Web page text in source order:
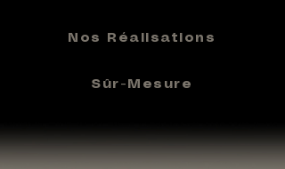
Nos Réalisations
Sûr-Mesure